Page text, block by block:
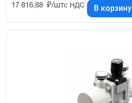
17 816,88 ₽/штс НДС В корзину